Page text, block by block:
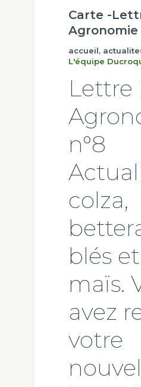
Carte -
Agronomie
accueil,
L'équipe
Lettre
n°8
colza,
blés et
maïs.
avez
votre